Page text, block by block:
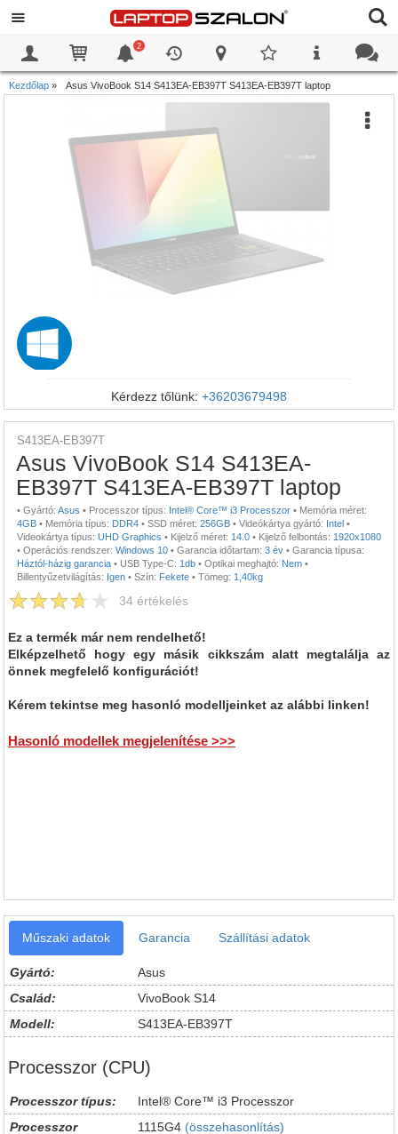
2
Kezdőlap » Asus VivoBook S14 S413EA-EB397T S413EA-EB397T laptop
Kérdezz tőlünk: +36203679498
S413EA-EB397T
Asus VivoBook S14 S413EA-
EB397T S413EA-EB397T laptop
• Gyártó: Asus • Processzor típus: Intel® Core™ i3 Processzor • Memória méret:
4GB • Memória típus: DDR4 • SSD méret: 256GB • Videókártya gyártó: Intel •
Videokártya típus: UHD Graphics • Kijelző méret: 14.0 • Kijelző felbontás: 1920x1080
• Operációs rendszer: Windows 10 • Garancia időtartam: 3 év • Garancia típusa:
Háztól-házig garancia • USB Type-C: 1db • Optikai meghajtó: Nem •
Billentyűzetvilágítás: Igen • Szín: Fekete • Tömeg: 1,40kg
34 értékelés
Ez a termék már nem rendelhető!
Elképzelhető hogy egy másik cikkszám alatt megtalálja az
önnek megfelelő konfigurációt!
Kérem tekintse meg hasonló modelljeinket az alábbi linken!
Hasonló modellek megjelenítése >>>
Műszaki adatok Garancia Szállítási adatok
Gyártó:
Asus
Család:
VivoBook S14
Modell:
S413EA-EB397T
Processzor (CPU)
Processzor típus:
Intel® Core™ i3 Processzor
Processzor
1115G4 (összehasonlítás)
0
0